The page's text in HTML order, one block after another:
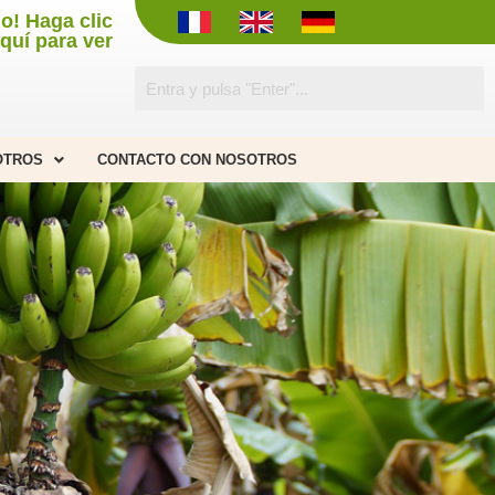
Haga clic
para ver
CONTACTO CON NOSOTROS